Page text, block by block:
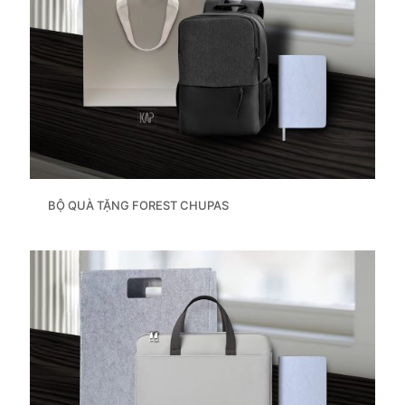
BỘ QUÀ TẶNG FOREST CHUPAS